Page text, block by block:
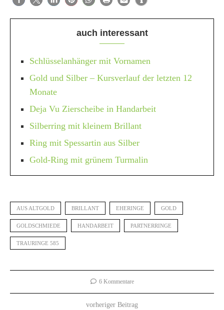
auch interessant
Schlüsselanhänger mit Vornamen
Gold und Silber – Kursverlauf der letzten 12
Monate
Deja Vu Zierscheibe in Handarbeit
Silberring mit kleinem Brillant
Ring mit Spessartin aus Silber
Gold-Ring mit grünem Turmalin
AUS ALTGOLD BRILLANT EHERINGE GOLD
GOLDSCHMIEDE HANDARBEIT PARTNERRINGE
TRAURINGE 585
6 Kommentare
vorheriger Beitrag